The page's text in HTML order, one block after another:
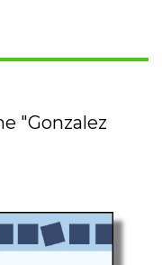
"Gonzalez